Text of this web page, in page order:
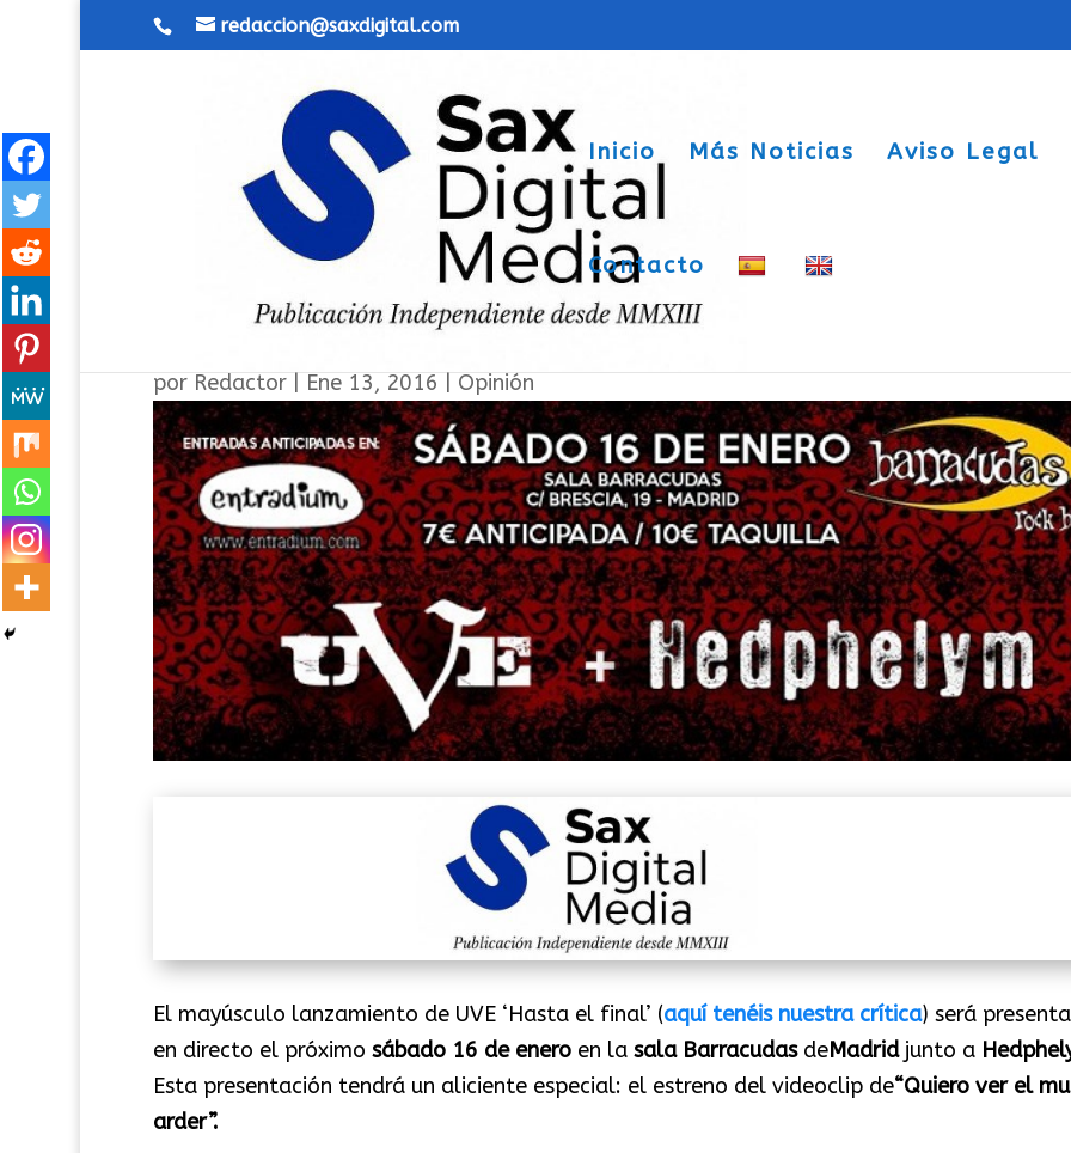
redaccion@saxdigital.com
Inicio Más Noticias Aviso Legal
Contacto
UVE en Madrid Sala Barracudas
por Redactor| Ene 13, 2016 Opinión
El mayúsculo lanzamiento de UVE ‘Hasta el final’ (aquí tenéis nuestra crítica) será
en directo el próximo sábado 16 de eneroen lasala Barracudas deMadrid junto a
Esta presentación tendrá un aliciente especial: el estreno del videoclip de“Quiero ver el
arder”.